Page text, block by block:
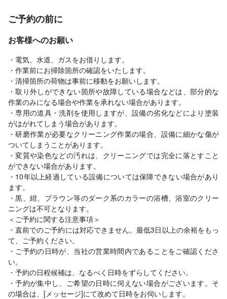
ご予約の前に
お客様へのお願い
・電気、水道、ガスをお借りします。
・作業前にお掃除箇所の確認をいたします。
・清掃箇所の荷物は事前に移動をお願いします。
・取り外しができない箇所や故障している場合などは、部分的な
作業のみになる場合や作業を承れない場合があります。
・専用の道具・洗剤を使用しますが、設備の劣化などにより塗装
がはがれてしまう場合があります。
・研磨作業が必要なクリーニング作業の場合、設備に細かな傷が
ついてしまうことがあります。
・変質や染色などの汚れは、クリーニングでは完全に落とすこと
ができない場合があります。
・10年以上経過している設備については保障できない場合があり
ます。
・黒、紺、ブラウン等のダーク系のカラーの浴槽、浴室のクリー
ニングは不可となります。
＜ご予約に関する注意事項＞
・直前でのご予約には対応できません。最低3日以上の余裕をもっ
て、ご予約ください。
・ご予約の日時が、当社の営業時間内であることをご確認くださ
い。
・予約の日程候補は、なるべく日時をずらしてください。
・予約が集中し、ご希望の日時に伺えない場合がございます。そ
の場合は、[メッセージ]にて改めて日時をお伺いします。